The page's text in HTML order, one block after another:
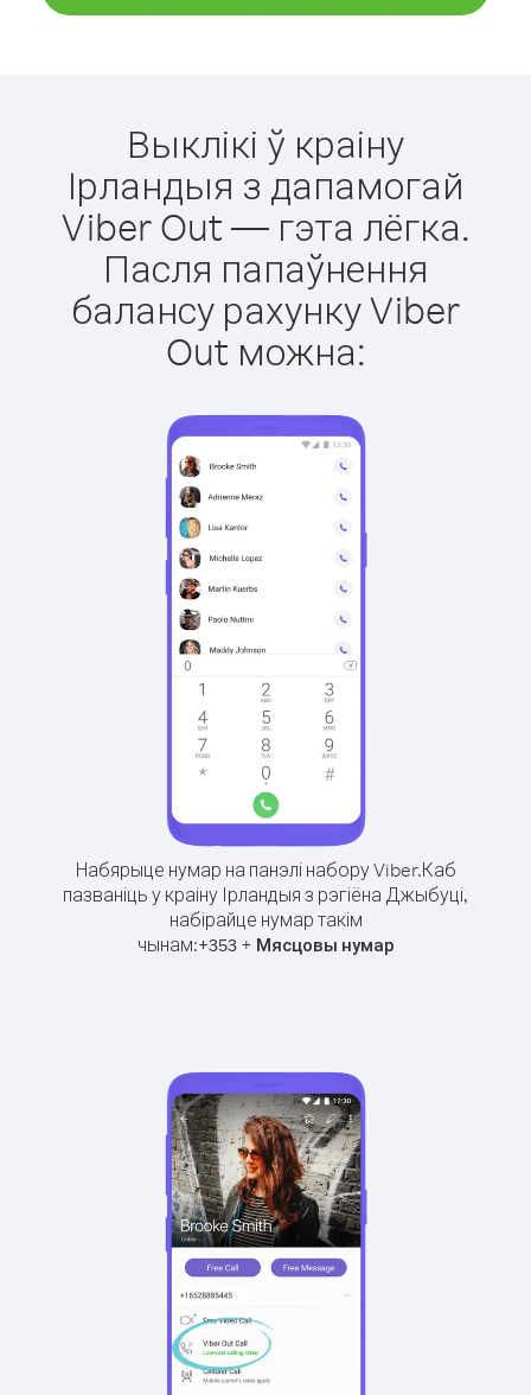
Выклікі ў краіну
Ірландыя з дапамогай
Viber Out — гэта лёгка.
Пасля папаўнення
балансу рахунку Viber
Out можна:
Набярыце нумар на панэлі набору Viber.Каб
пазваніць у краіну Ірландыя з рэгіёна Джыбуці,
набірайце нумар такім
чынам:+353+ Мясцовы нумар